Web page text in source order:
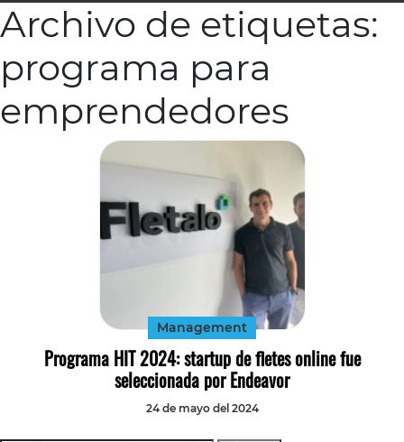
Archivo de etiquetas:
programa para
emprendedores
Management
Programa HIT 2024: startup de fletes online fue
seleccionada por Endeavor
24 de mayo del 2024